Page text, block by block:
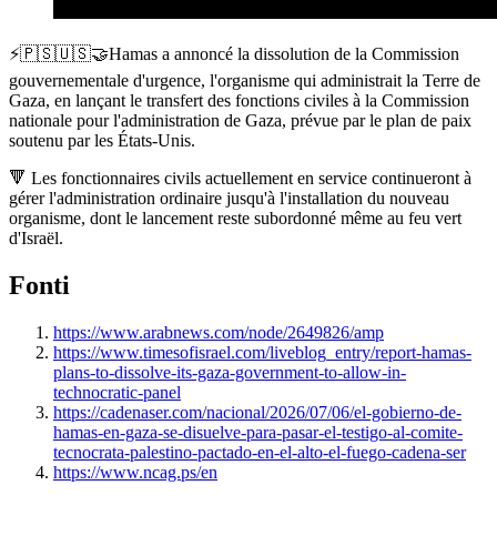
⚡️🇵🇸🇺🇸🤝Hamas a annoncé la dissolution de la Commission
gouvernementale d'urgence, l'organisme qui administrait la Terre de
Gaza, en lançant le transfert des fonctions civiles à la Commission
nationale pour l'administration de Gaza, prévue par le plan de paix
soutenu par les États-Unis.
🔻 Les fonctionnaires civils actuellement en service continueront à
gérer l'administration ordinaire jusqu'à l'installation du nouveau
organisme, dont le lancement reste subordonné même au feu vert
d'Israël.
Fonti
https://www.arabnews.com/node/2649826/amp
https://www.timesofisrael.com/liveblog_entry/report-hamas-
plans-to-dissolve-its-gaza-government-to-allow-in-
technocratic-panel
https://cadenaser.com/nacional/2026/07/06/el-gobierno-de-
hamas-en-gaza-se-disuelve-para-pasar-el-testigo-al-comite-
tecnocrata-palestino-pactado-en-el-alto-el-fuego-cadena-ser
https://www.ncag.ps/en